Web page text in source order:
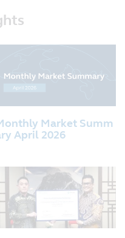
Market Summ
April 2026